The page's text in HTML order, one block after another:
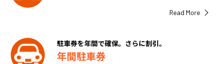
Read More
駐車券を年間で確保。さらに割引。
年間駐車券